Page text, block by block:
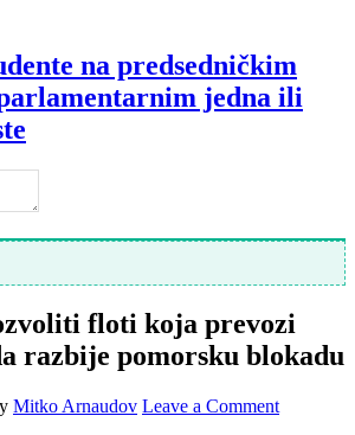
na predsedničkim
jedna ili
floti koja prevozi
razbije pomorsku blokadu
Mitko Arnaudov Leave a Comment